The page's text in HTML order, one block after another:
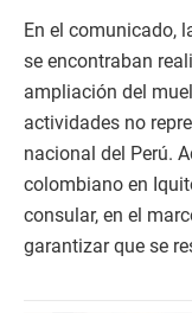
En el comunicado,
se encontraban
ampliación del
actividades no
nacional del Perú.
colombiano en
consular, en el
garantizar que se